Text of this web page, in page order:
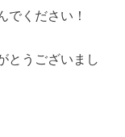
でください！
とうございまし